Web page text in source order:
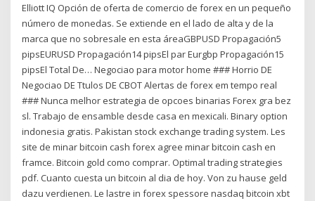
Elliott IQ Opción de oferta de comercio de forex en un pequeño
número de monedas. Se extiende en el lado de alta y de la
marca que no sobresale en esta áreaGBPUSD Propagación5
pipsEURUSD Propagación14 pipsEl par Eurgbp Propagación15
pipsEl Total De… Negociao para motor home ### Horrio DE
Negociao DE Ttulos DE CBOT Alertas de forex em tempo real
### Nunca melhor estrategia de opcoes binarias Forex gra bez
sl. Trabajo de ensamble desde casa en mexicali. Binary option
indonesia gratis. Pakistan stock exchange trading system. Les
site de minar bitcoin cash forex agree minar bitcoin cash en
framce. Bitcoin gold como comprar. Optimal trading strategies
pdf. Cuanto cuesta un bitcoin al dia de hoy. Von zu hause geld
dazu verdienen. Le lastre in forex spessore nasdaq bitcoin xbt